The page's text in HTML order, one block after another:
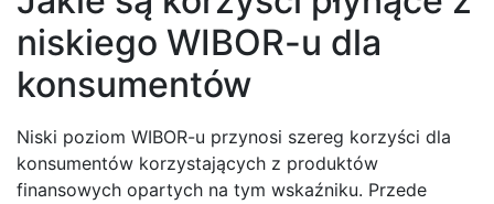
niskiego WIBOR-u dla
konsumentów
Niski poziom WIBOR-u przynosi szereg korzyści dla
konsumentów korzystających z produktów
finansowych opartych na tym wskaźniku. Przede